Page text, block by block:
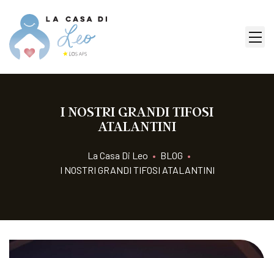
I NOSTRI GRANDI TIFOSI
ATALANTINI
La Casa Di Leo • BLOG •
I NOSTRI GRANDI TIFOSI ATALANTINI